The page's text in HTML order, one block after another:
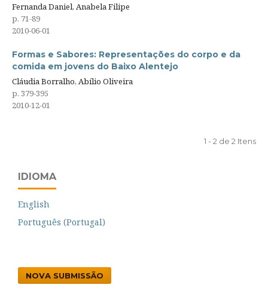
Fernanda Daniel, Anabela Filipe
p. 71-89
2010-06-01
Formas e Sabores: Representações do corpo e da
comida em jovens do Baixo Alentejo
Cláudia Borralho, Abílio Oliveira
p. 379-395
2010-12-01
1 - 2 de 2 Itens
IDIOMA
English
Português (Portugal)
NOVA SUBMISSÃO